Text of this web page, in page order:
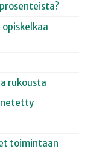
rukousta
toimintaan